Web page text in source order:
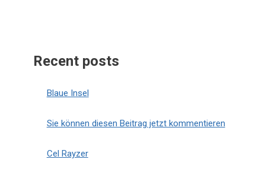
Recent posts
Blaue Insel
Sie können diesen Beitrag jetzt kommentieren
Cel Rayzer